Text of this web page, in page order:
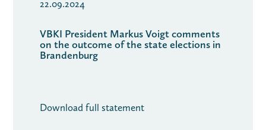
22.09.2024
VBKI President Markus Voigt comments
on the outcome of the state elections in
Brandenburg
Download full statement